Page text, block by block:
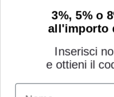
3%, 5% o
all'importo
Inserisci
e ottieni il
Name